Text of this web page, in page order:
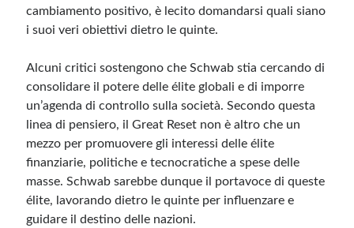
cambiamento positivo, è lecito domandarsi quali siano
i suoi veri obiettivi dietro le quinte.
Alcuni critici sostengono che Schwab stia cercando di
consolidare il potere delle élite globali e di imporre
un’agenda di controllo sulla società. Secondo questa
linea di pensiero, il Great Reset non è altro che un
mezzo per promuovere gli interessi delle élite
finanziarie, politiche e tecnocratiche a spese delle
masse. Schwab sarebbe dunque il portavoce di queste
élite, lavorando dietro le quinte per influenzare e
guidare il destino delle nazioni.